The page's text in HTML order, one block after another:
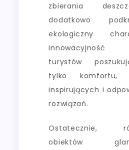
zbierania
dodatkowo
ekologiczny
innowacyjność
turystów
tylko komfortu,
inspirujących i
rozwiązań.
Ostatecznie,
obiektów